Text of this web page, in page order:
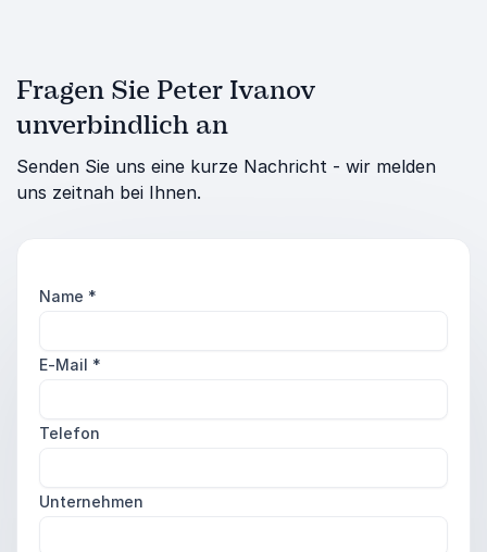
Fragen Sie Peter Ivanov
unverbindlich an
Senden Sie uns eine kurze Nachricht - wir melden
uns zeitnah bei Ihnen.
Name *
E-Mail *
Telefon
Unternehmen